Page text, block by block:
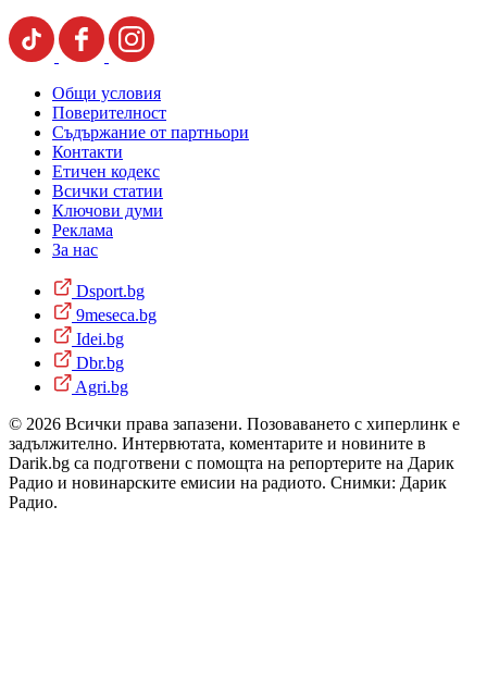
Общи условия
Поверителност
Съдържание от партньори
Контакти
Етичен кодекс
Всички статии
Ключови думи
Реклама
За нас
Dsport.bg
9meseca.bg
Idei.bg
Dbr.bg
Agri.bg
© 2026 Всички права запазени. Позоваването с хиперлинк е
задължително. Интервютата, коментарите и новините в
Darik.bg са подготвени с помощта на репортерите на Дарик
Радио и новинарските емисии на радиото. Снимки: Дарик
Радио.